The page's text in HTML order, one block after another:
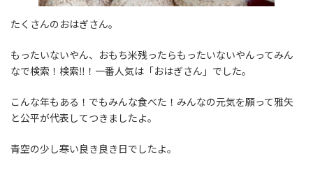
たくさんのおはぎさん。
もったいないやん、おもち米残ったらもったいないやんってみん
なで検索！検索‼！一番人気は「おはぎさん」でした。
こんな年もある！でもみんな食べた！みんなの元気を願って雅矢
と公平が代表してつきましたよ。
青空の少し寒い良き良き日でしたよ。